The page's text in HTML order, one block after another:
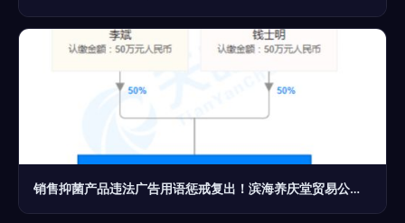
销售抑菌产品违法广告用语惩戒复出！滨海养庆堂贸易公司因‘消火止痛’宣传被罚款